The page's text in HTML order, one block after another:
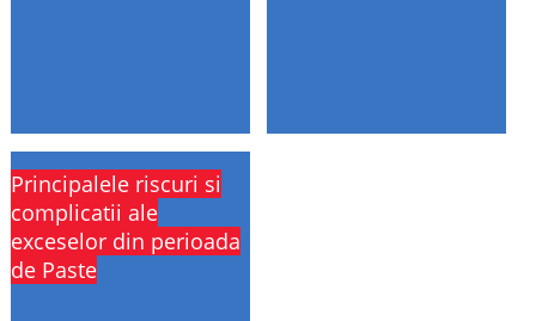
Principalele riscuri si
complicatii ale
exceselor din perioada
de Paste